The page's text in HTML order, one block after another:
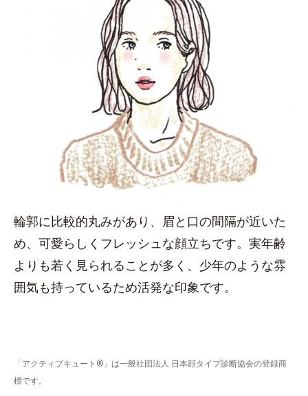
輪郭に比較的丸みがあり、眉と口の間隔が近いた
め、可愛らしくフレッシュな顔立ちです。実年齢
よりも若く見られることが多く、少年のような雰
囲気も持っているため活発な印象です。
「アクティブキュート®」は一般社団法人 日本顔タイプ診断協会の登録商
標です。